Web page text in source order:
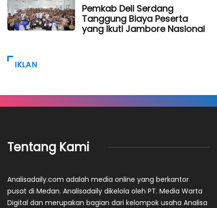
Pemkab Deli Serdang
Tanggung Biaya Peserta
yang Ikuti Jambore Nasional
IKLAN
Tentang Kami
Analisadaily.com adalah media online yang berkantor
pusat di Medan. Analisadaily dikelola oleh PT. Media Warta
Digital dan merupakan bagian dari kelompok usaha Analisa